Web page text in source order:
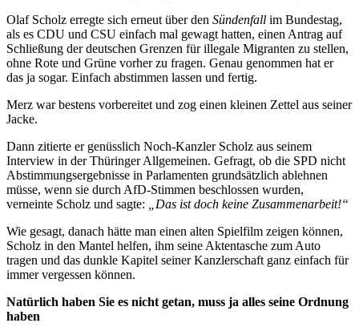
Olaf Scholz erregte sich erneut über den Sündenfall im Bundestag,
als es CDU und CSU einfach mal gewagt hatten, einen Antrag auf
Schließung der deutschen Grenzen für illegale Migranten zu stellen,
ohne Rote und Grüne vorher zu fragen. Genau genommen hat er
das ja sogar. Einfach abstimmen lassen und fertig.
Merz war bestens vorbereitet und zog einen kleinen Zettel aus seiner
Jacke.
Dann zitierte er genüsslich Noch-Kanzler Scholz aus seinem
Interview in der Thüringer Allgemeinen. Gefragt, ob die SPD nicht
Abstimmungsergebnisse in Parlamenten grundsätzlich ablehnen
müsse, wenn sie durch AfD-Stimmen beschlossen wurden,
verneinte Scholz und sagte:
„Das ist doch keine Zusammenarbeit!“
Wie gesagt, danach hätte man einen alten Spielfilm zeigen können,
Scholz in den Mantel helfen, ihm seine Aktentasche zum Auto
tragen und das dunkle Kapitel seiner Kanzlerschaft ganz einfach für
immer vergessen können.
Natürlich haben Sie es nicht getan, muss ja alles seine Ordnung
haben